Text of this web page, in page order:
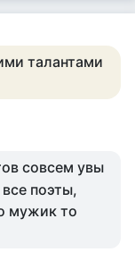
талантами
совсем увы
поэты,
мужик то